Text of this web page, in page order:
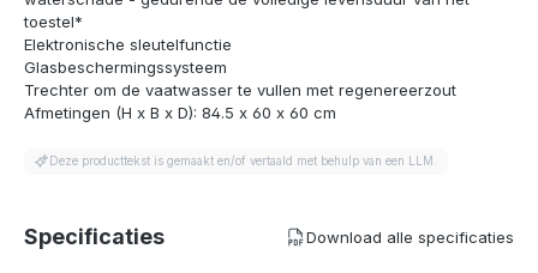
toestel*
Elektronische sleutelfunctie
Glasbeschermingssysteem
Trechter om de vaatwasser te vullen met regenereerzout
Afmetingen (H x B x D): 84.5 x 60 x 60 cm
Deze producttekst is gemaakt en/of vertaald met behulp van een LLM.
Specificaties Download alle specificaties